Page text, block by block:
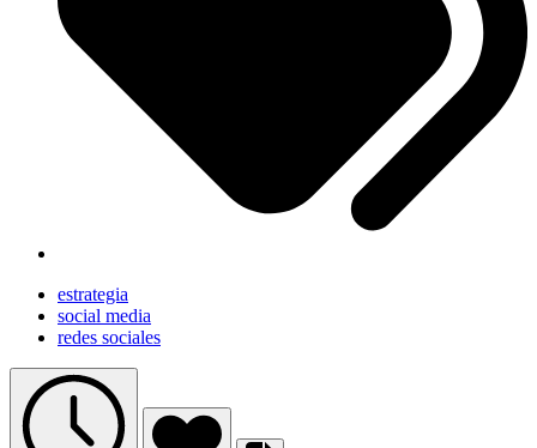
estrategia
social media
redes sociales